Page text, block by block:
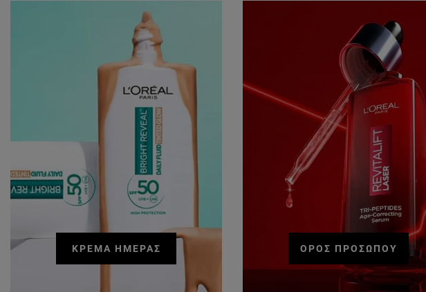
ΚΡΈΜΑ ΗΜΈΡΑΣ ΟΡΌΣ ΠΡΟΣΏΠΟΥ